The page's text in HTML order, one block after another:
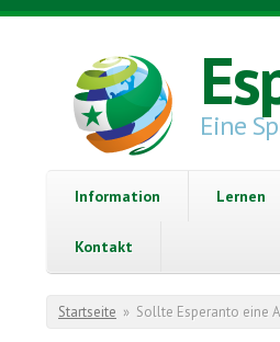
Direkt zum Inhalt
Eine
Information Lernen
Kontakt
Sie sind hier
Startseite » Sollte Esperanto eine